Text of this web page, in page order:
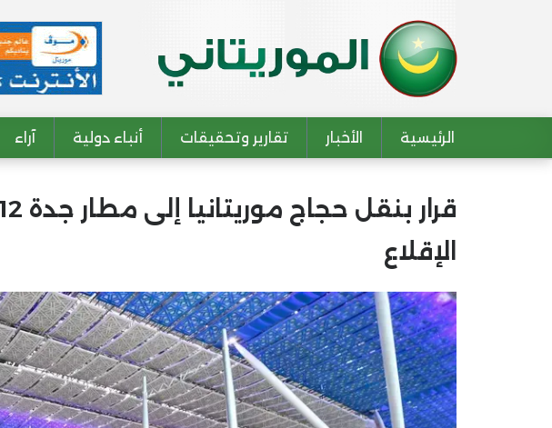
Main navigation
الرئيسية الأخبار تقارير وتحقيقات أنباء دولية آراء
الإقلاع